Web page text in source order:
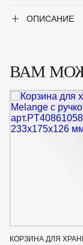
ОПИСАНИЕ
ВАМ
КОРЗИНА ДЛЯ